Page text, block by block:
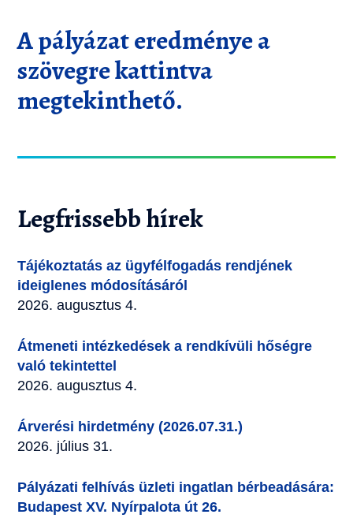
A pályázat eredménye a
szövegre kattintva
megtekinthető.
Legfrissebb hírek
Tájékoztatás az ügyfélfogadás rendjének
ideiglenes módosításáról
2026. augusztus 4.
Átmeneti intézkedések a rendkívüli hőségre
való tekintettel
2026. augusztus 4.
Árverési hirdetmény (2026.07.31.)
2026. július 31.
Pályázati felhívás üzleti ingatlan bérbeadására:
Budapest XV. Nyírpalota út 26.